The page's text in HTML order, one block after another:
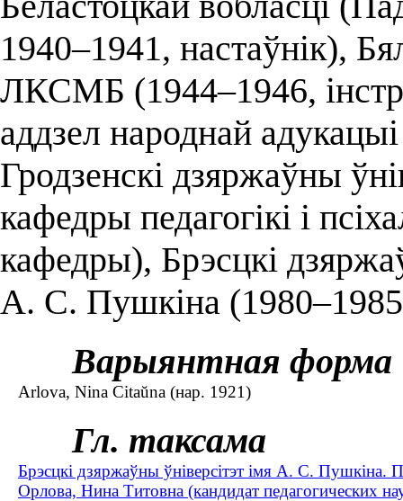
1940–1941, настаўнік),
ЛКСМБ (1944–1946,
аддзел народнай
Гродзенскі дзяржаўны
кафедры педагогікі і
кафедры), Брэсцкі
А. С. Пушкіна (1980–1985,
Варыянтная форма
Arlova, Nina Citaŭna (нар. 1921)
Гл. таксама
Брэсцкі дзяржаўны ўніверсітэт імя А. С. Пушкіна.
Орлова, Нина Титовна (кандидат педагогических